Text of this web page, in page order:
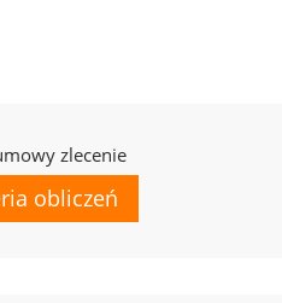
zlecenie
obliczeń